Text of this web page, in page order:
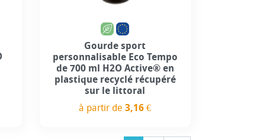
Gourde sport
personnalisable Eco Tempo
de 700 ml H2O Active® en
plastique recyclé récupéré
sur le littoral
à partir de3,16 €